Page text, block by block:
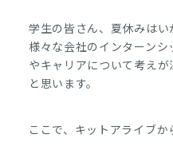
学生の皆さん、夏休みはい
様々な会社のインターン
やキャリアについて考え
と思います。
ここで、キットアライブか